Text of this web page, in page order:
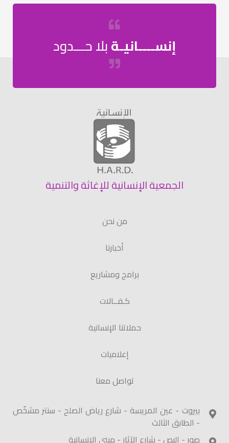
إنســــانيـةبلا حـــدود
بيروت - عين المريسة - شارع رياض الصلح - سنتر مشخّص
- الطابق الثالث
صور - البص - شارع الآثار - مبنى الإنسانية
الجمعية الإنسانية للإغاثة والتنمية
من نحن
أخبارنا
برامج ومشاريع
كـفــالات
حملاتنا الإنسانية
إعلاميات
تواصل معنا